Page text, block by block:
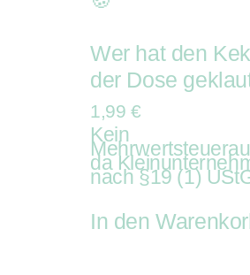
Wer hat den
der Dose
1,99 €
Kein
da
nach §19 (1)
In den